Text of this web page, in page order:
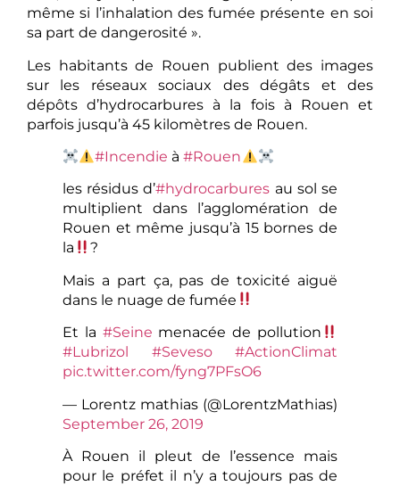
même si l’inhalation des fumée présente en soi
sa part de dangerosité ».
Les habitants de Rouen publient des images
sur les réseaux sociaux des dégâts et des
dépôts d’hydrocarbures à la fois à Rouen et
parfois jusqu’à 45 kilomètres de Rouen.
#Incendie à#Rouen
les résidus d’#hydrocarbures au sol se
multiplient dans l’agglomération de
Rouen et même jusqu’à 15 bornes de
la
?
Mais a part ça, pas de toxicité aiguë
dans le nuage de fumée
Et la #Seine menacée de pollution
#Lubrizol
#Seveso
#ActionClimat
pic.twitter.com/fyng7PFsO6
— Lorentz mathias (@LorentzMathias)
September 26, 2019
À Rouen il pleut de l’essence mais
pour le préfet il n’y a toujours pas de